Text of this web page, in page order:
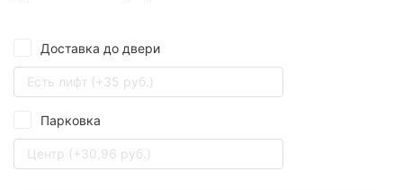
Доставка до двери
Есть лифт (+35 руб.)
Парковка
Центр (+30,96 руб.)